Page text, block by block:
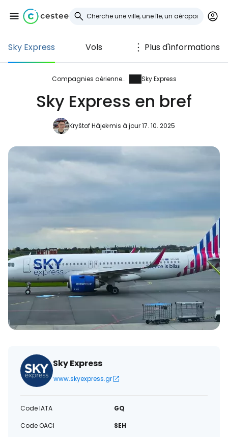
Sky Express Vols Plus d'informations
Compagnies aériennes Sky Express
Sky Express en bref
Kryštof Hájekmis à jour 17. 10. 2025
Sky Express
www.skyexpress.gr
Code IATA
GQ
Code OACI
SEH
Se connecter à
Cestee
... la communauté mondiale des voyageurs
Continuer avec Facebook
Poursuivre avec le courrier
électronique